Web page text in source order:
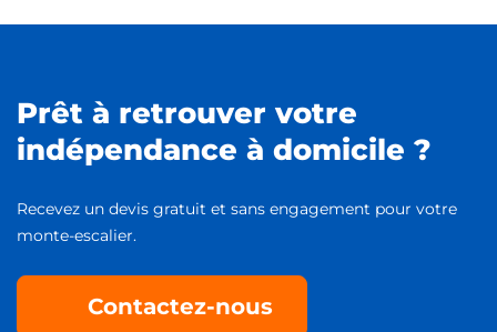
Prêt à retrouver votre
indépendance à domicile ?
Recevez un devis gratuit et sans engagement pour votre
monte-escalier.
Contactez-nous